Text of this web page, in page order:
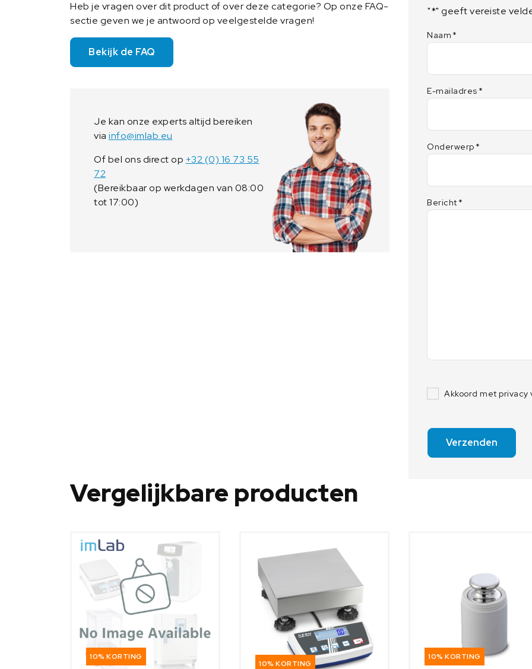
Heb je vragen over dit product of over deze categorie? Op onze FAQ-
sectie geven we je antwoord op veelgestelde vragen!
Bekijk de FAQ
Je kan onze experts altijd bereiken
via info@imlab.eu
Of bel ons direct op +32 (0) 16 73 55
72
(Bereikbaar op werkdagen van 08:00
tot 17:00)
"*" geeft vereiste
Naam *
E-mailadres *
Onderwerp *
Bericht *
Akkoord met privacy
Verzenden
Vergelijkbare producten
10% KORTING
10% KORTING
10% KORTING